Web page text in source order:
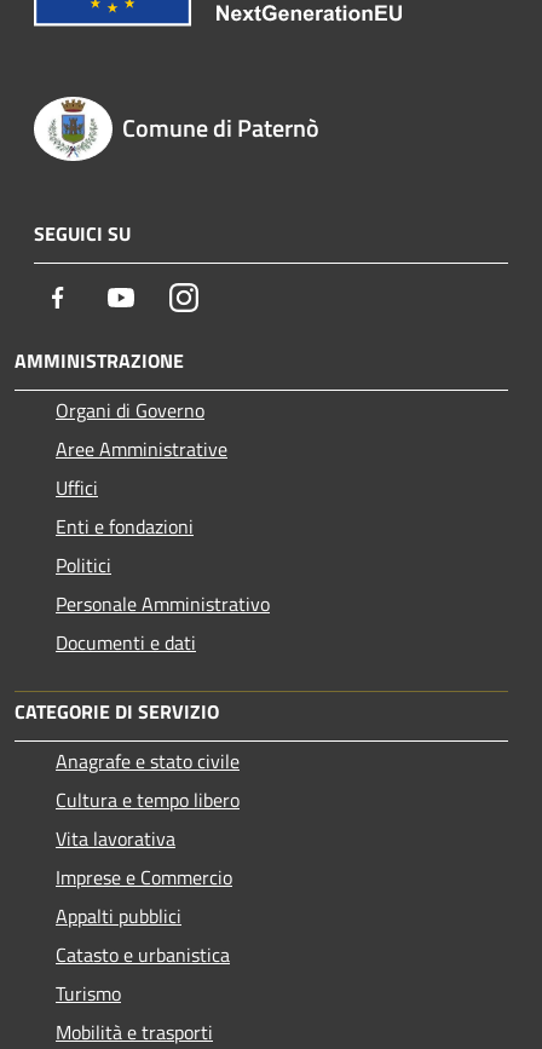
Comune di Paternò
SEGUICI SU
Facebook YoutubeInstagram
AMMINISTRAZIONE
Organi di Governo
Aree Amministrative
Uffici
Enti e fondazioni
Politici
Personale Amministrativo
Documenti e dati
CATEGORIE DI SERVIZIO
Anagrafe e stato civile
Cultura e tempo libero
Vita lavorativa
Imprese e Commercio
Appalti pubblici
Catasto e urbanistica
Turismo
Mobilità e trasporti